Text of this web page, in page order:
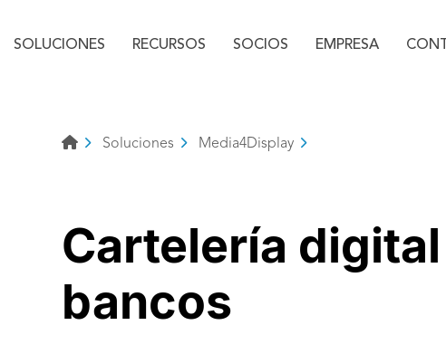
SOLUCIONES RECURSOS SOCIOS EMPRESA
Soluciones Media4Display
Cartelería
bancos